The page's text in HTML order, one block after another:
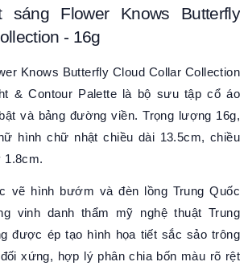
sáng Flower Knows Butterfly
- 16g
Knows Butterfly Cloud Collar Collection
& Contour Palette là bộ sưu tập cổ áo
và bảng đường viền. Trọng lượng 16g,
hình chữ nhật chiều dài 13.5cm, chiều
1.8cm.
vẽ hình bướm và đèn lồng Trung Quốc
vinh danh thẩm mỹ nghệ thuật Trung
được ép tạo hình họa tiết sắc sảo trông
xứng, hợp lý phân chia bốn màu rõ rệt